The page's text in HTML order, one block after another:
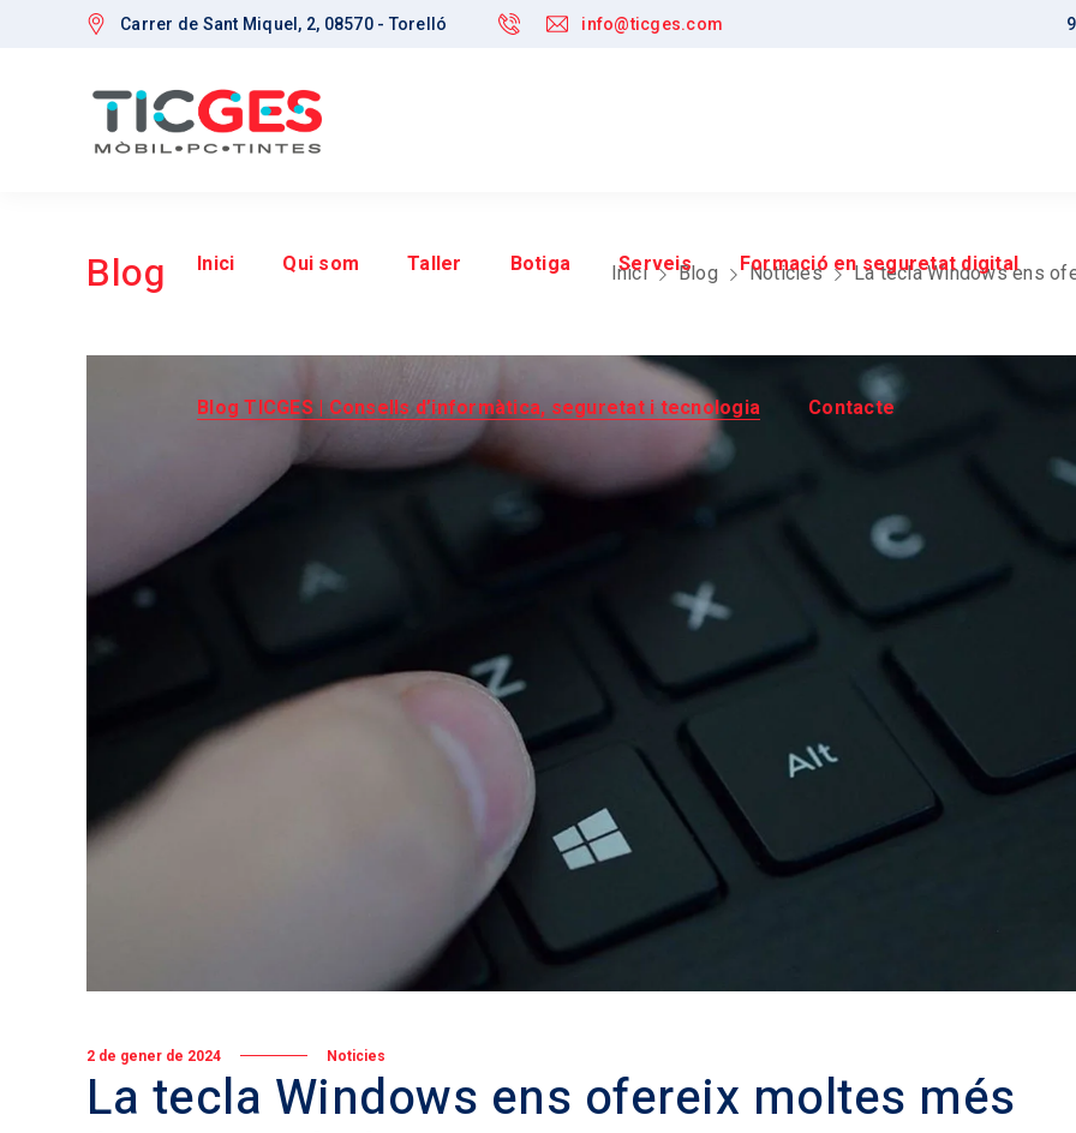
Carrer de Sant Miquel, 2, 08570 - Torelló info@ticges.com
Inici Qui som Taller Botiga Serveis Formació en seguretat digital
Blog TICGES | Consells d’informàtica, seguretat i tecnologia Contacte
Blog Inici Blog Noticies La tecla Windows ens
2 de gener de 2024 Noticies
La tecla Windows ens ofereix moltes més